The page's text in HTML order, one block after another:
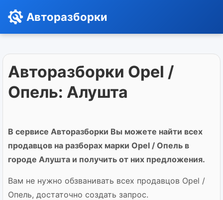
Авторазборки
Авторазборки Opel /
Опель: Алушта
В сервисе Авторазборки Вы можете найти всех
продавцов на разборах марки Opel / Опель в
городе Алушта и получить от них предложения.
Вам не нужно обзванивать всех продавцов Opel /
Опель, достаточно создать запрос.